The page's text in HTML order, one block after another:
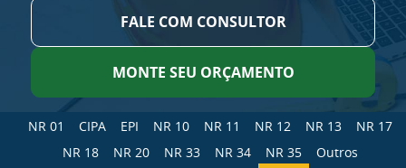
FALE COM CONSULTOR
MONTE SEU ORÇAMENTO
NR 01 CIPA EPI NR 10 NR 11 NR 12 NR 13
NR 17
NR 18
NR 20 NR 33 NR 34 NR 35 Outros